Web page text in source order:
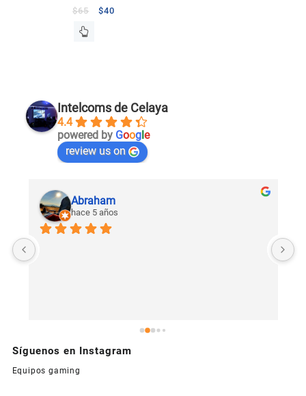
$65 $40
Intelcoms de Celaya
4.4
powered by Google
review us on
Abraham
hace 5 años
Síguenos en Instagram
Equipos gaming